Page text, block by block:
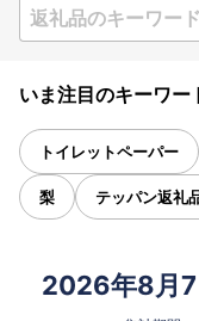
いま注目のキーワー
トイレットペーパー
梨 テッパン返礼
2026年8月7